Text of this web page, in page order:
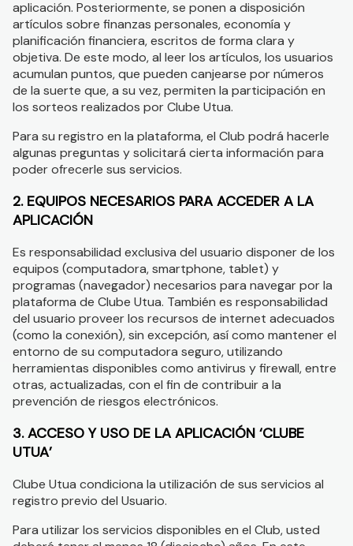
aplicación. Posteriormente, se ponen a disposición
artículos sobre finanzas personales, economía y
planificación financiera, escritos de forma clara y
objetiva. De este modo, al leer los artículos, los usuarios
acumulan puntos, que pueden canjearse por números
de la suerte que, a su vez, permiten la participación en
los sorteos realizados por Clube Utua.
Para su registro en la plataforma, el Club podrá hacerle
algunas preguntas y solicitará cierta información para
poder ofrecerle sus servicios.
2. EQUIPOS NECESARIOS PARA ACCEDER A LA
APLICACIÓN
Es responsabilidad exclusiva del usuario disponer de los
equipos (computadora, smartphone, tablet) y
programas (navegador) necesarios para navegar por la
plataforma de Clube Utua. También es responsabilidad
del usuario proveer los recursos de internet adecuados
(como la conexión), sin excepción, así como mantener el
entorno de su computadora seguro, utilizando
herramientas disponibles como antivirus y firewall, entre
otras, actualizadas, con el fin de contribuir a la
prevención de riesgos electrónicos.
3. ACCESO Y USO DE LA APLICACIÓN ‘CLUBE
UTUA’
Clube Utua condiciona la utilización de sus servicios al
registro previo del Usuario.
Para utilizar los servicios disponibles en el Club, usted